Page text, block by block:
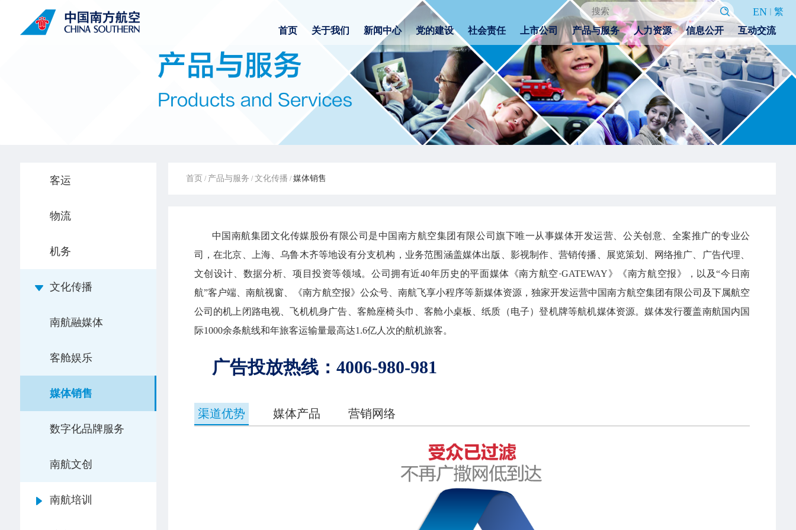
EN
繁
首页
关于我们 新闻中心 党的建设 社会责任 上市公司 产品与服务 人力资源 信息公开 互动交流
客运
物流
机务
文化传播
南航融媒体
客舱娱乐
媒体销售
数字化品牌服务
南航文创
南航培训
首页 / 产品与服务 / 文化传播 / 媒体销售
中国南航集团文化传媒股份有限公司是中国南方航空集团有限公司旗下唯一从事媒体开发运营、公关创意、全案推广的专业公
司，在北京、上海、乌鲁木齐等地设有分支机构，业务范围涵盖媒体出版、影视制作、营销传播、展览策划、网络推广、广告代理、
文创设计、数据分析、项目投资等领域。公司拥有近40年历史的平面媒体《南方航空·GATEWAY》《南方航空报》，以及“今日南
航”客户端、南航视窗、《南方航空报》公众号、南航飞享小程序等新媒体资源，独家开发运营中国南方航空集团有限公司及下属航空
公司的机上闭路电视、飞机机身广告、客舱座椅头巾、客舱小桌板、纸质（电子）登机牌等航机媒体资源。媒体发行覆盖南航国内国
际1000余条航线和年旅客运输量最高达1.6亿人次的航机旅客。
广告投放热线：4006-980-981
渠道优势 媒体产品 营销网络